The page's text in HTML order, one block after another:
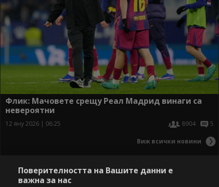
Флик: Мачовете срещу Реал Мадрид винаги са
невероятни
12 яну 2026 | 06:25 8904 5
Виж всички новини
Поверителността на Вашите данни е
важна за нас